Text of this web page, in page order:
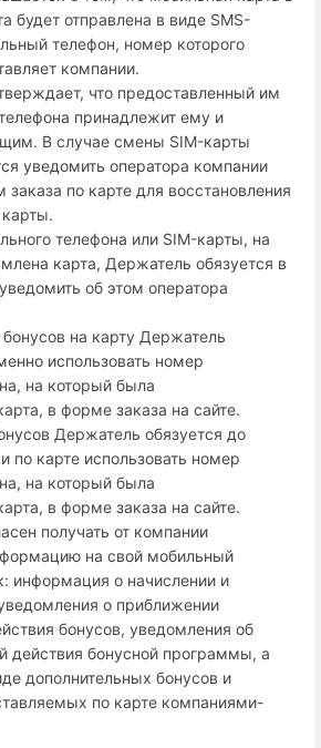
будет отправлена в виде SMS-
телефон, номер которого
компании.
что предоставленный им
принадлежит ему и
В случае смены SIM-карты
уведомить оператора компании
по карте для восстановления
телефона или SIM-карты, на
карта, Держатель обязуется в
об этом оператора
на карту Держатель
использовать номер
на который была
в форме заказа на сайте.
Держатель обязуется до
по карте использовать номер
на который была
в форме заказа на сайте.
получать от компании
на свой мобильный
информация о начислении и
о приближении
бонусов, уведомления об
действия бонусной программы, а
дополнительных бонусов и
по карте компаниями-